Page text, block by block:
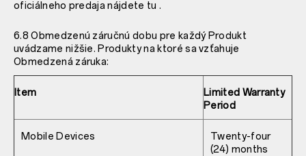
oficiálneho predaja nájdete tu .
6.8 Obmedzenú záručnú dobu pre každý Produkt
uvádzame nižšie. Produkty na ktoré sa vzťahuje
Obmedzená záruka:
Item
Limited Warranty
Period
Mobile Devices
Twenty-four
(24) months